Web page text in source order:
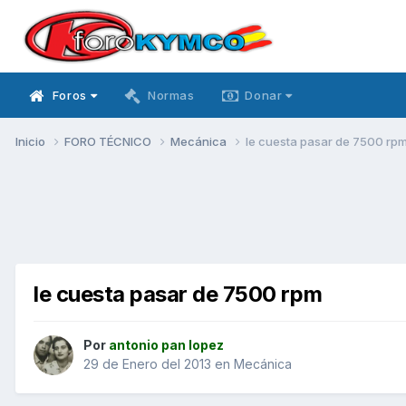
Foros Normas Donar
Inicio FORO TÉCNICO Mecánica le cuesta pasar de 7500
le cuesta pasar de 7500 rpm
Por antonio pan lopez
29 de Enero del 2013 en Mecánica